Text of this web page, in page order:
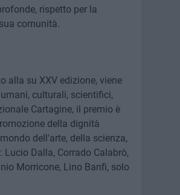
rispetto per la
comunità.
alla su XXV edizione, viene
culturali, scientifici,
Cartagine, il premio è
della dignità
dell'arte, della scienza,
Dalla, Corrado Calabrò,
Morricone, Lino Banfi, solo